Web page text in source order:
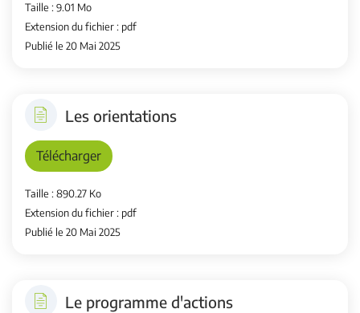
Taille : 9.01 Mo
Extension du fichier : pdf
Publié le 20 Mai 2025
Les orientations
Télécharger
Taille : 890.27 Ko
Extension du fichier : pdf
Publié le 20 Mai 2025
Le programme d'actions